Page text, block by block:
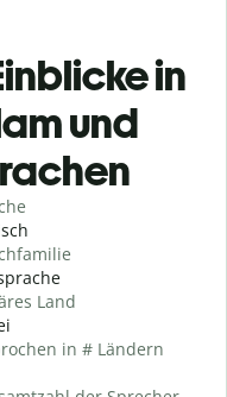
in
und
Land
in # Ländern